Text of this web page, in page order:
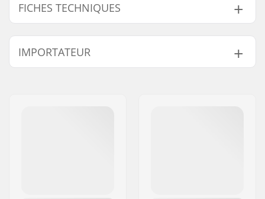
FICHES TECHNIQUES
Longueur :
61cm (24")
Largeur :
IMPORTATEUR